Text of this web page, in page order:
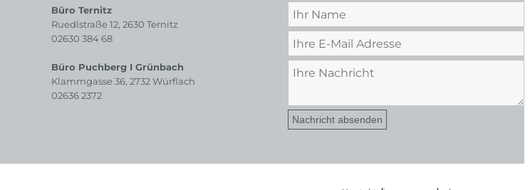
Büro Ternitz
Ruedlstraße 12, 2630 Ternitz
02630 384 68
Büro Puchberg I Grünbach
Klammgasse 36, 2732 Würflach
02636 2372
Nachricht absenden